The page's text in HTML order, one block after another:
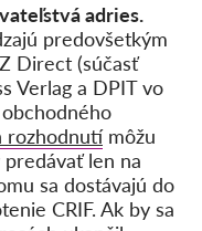
adries.
predovšetkým
Direct (súčasť
Verlag a DPIT vo
rozhodnutímôžu
len na
sa dostávajú do
CRIF. Ak by sa